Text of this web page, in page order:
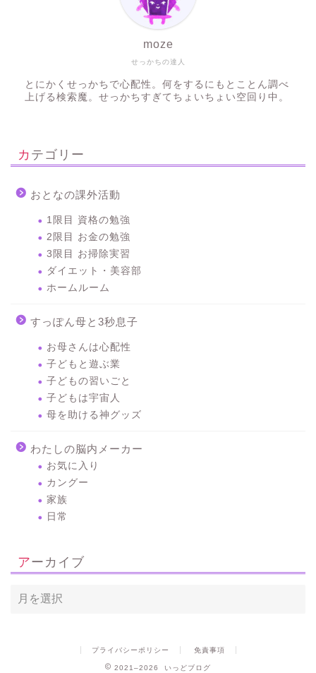
せっかちの達人
moze
とにかくせっかちで心配性。何をするにもとことん調べ
上げる検索魔。せっかちすぎてちょいちょい空回り中。
カテゴリー
おとなの課外活動
1限目 資格の勉強
2限目 お金の勉強
3限目 お掃除実習
ダイエット・美容部
ホームルーム
すっぽん母と3秒息子
お母さんは心配性
子どもと遊ぶ業
子どもの習いごと
子どもは宇宙人
母を助ける神グッズ
わたしの脳内メーカー
お気に入り
カングー
家族
日常
アーカイブ
プライバシーポリシー 免責事項
2021–2026 いっどブログ